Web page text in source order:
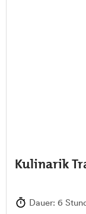
Kulinarik
Dauer: 6